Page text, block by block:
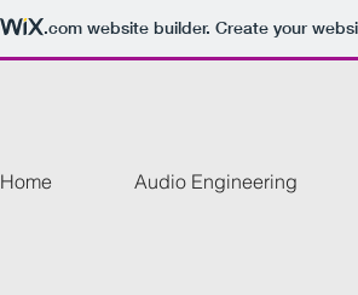
.comwebsite builder. Create your
Home Audio Engineering